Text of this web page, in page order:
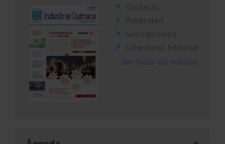
Contacto
Publicidad
Suscripciones
Calendario Editorial
Ver todas las revistas